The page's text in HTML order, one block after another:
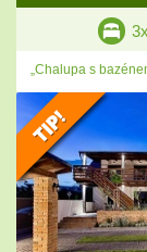
3x
„Chalupa s